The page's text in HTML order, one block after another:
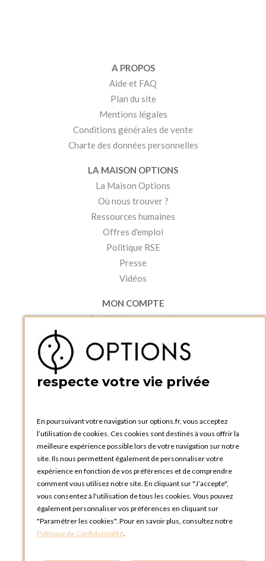
A PROPOS
Aide et FAQ
Plan du site
Mentions légales
Conditions générales de vente
Charte des données personnelles
LA MAISON OPTIONS
La Maison Options
Où nous trouver ?
Ressources humaines
Offres d'emploi
Politique RSE
Presse
Vidéos
MON COMPTE
Accéder à mon compte
Créer un compte
PRATIQUE
Catalogues et bons de commande
Tutoriels
OPTIONS LUXEMBOURG
13 rue Paul Rischard
5324 Contern
LUXEMBOURG
respecte votre vie privée
En poursuivant votre navigation sur options.fr, vous acceptez
l’utilisation de cookies. Ces cookies sont destinés à vous offrir la
meilleure expérience possible lors de votre navigation sur notre
site. Ils nous permettent également de personnaliser votre
expérience en fonction de vos préférences et de comprendre
comment vous utilisez notre site. En cliquant sur "J’accepte",
vous consentez à l'utilisation de tous les cookies. Vous pouvez
également personnaliser vos préférences en cliquant sur
"Paramétrer les cookies". Pour en savoir plus, consultez notre
Politique de Confidentialité.